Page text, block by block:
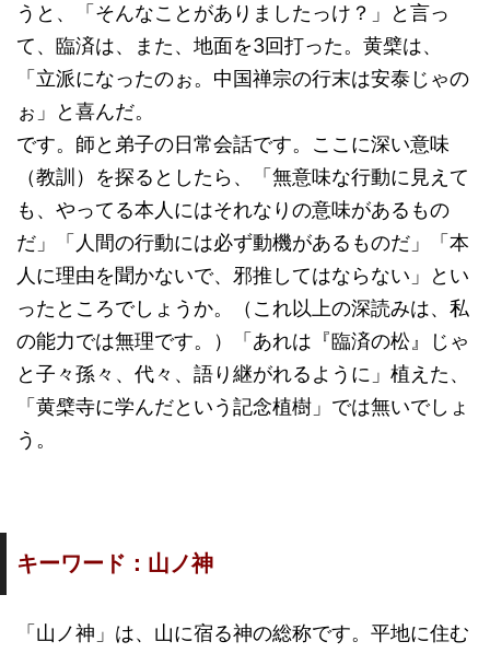
うと、「そんなことがありましたっけ？」と言っ
て、臨済は、また、地面を3回打った。黄檗は、
「立派になったのぉ。中国禅宗の行末は安泰じゃの
ぉ」と喜んだ。
です。師と弟子の日常会話です。ここに深い意味
（教訓）を探るとしたら、「無意味な行動に見えて
も、やってる本人にはそれなりの意味があるもの
だ」「人間の行動には必ず動機があるものだ」「本
人に理由を聞かないで、邪推してはならない」とい
ったところでしょうか。（これ以上の深読みは、私
の能力では無理です。）「あれは『臨済の松』じゃ
と子々孫々、代々、語り継がれるように」植えた、
「黄檗寺に学んだという記念植樹」では無いでしょ
う。
キーワード：山ノ神
「山ノ神」は、山に宿る神の総称です。平地に住む